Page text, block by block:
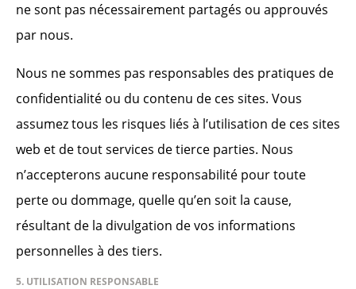
ne sont pas nécessairement partagés ou approuvés
par nous.
Nous ne sommes pas responsables des pratiques de
confidentialité ou du contenu de ces sites. Vous
assumez tous les risques liés à l’utilisation de ces sites
web et de tout services de tierce parties. Nous
n’accepterons aucune responsabilité pour toute
perte ou dommage, quelle qu’en soit la cause,
résultant de la divulgation de vos informations
personnelles à des tiers.
5. UTILISATION RESPONSABLE